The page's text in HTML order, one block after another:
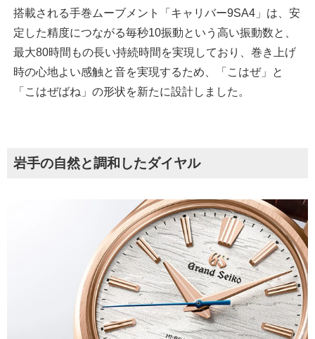
搭載される手巻ムーブメント「キャリバー9SA4」は、安
定した精度につながる毎秒10振動という高い振動数と、
最大80時間もの長い持続時間を実現しており、巻き上げ
時の心地よい感触と音を実現するため、「こはぜ」と
「こはぜばね」の形状を新たに設計しました。
岩手の自然と調和したダイヤル